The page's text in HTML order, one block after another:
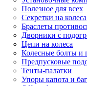
Полезное для всех
Секретки на колеса
Браслеты
Дворники с
Цепи на колеса
Колесные болты и
Предпусковые
Тенты-палатки
Упоры капота и